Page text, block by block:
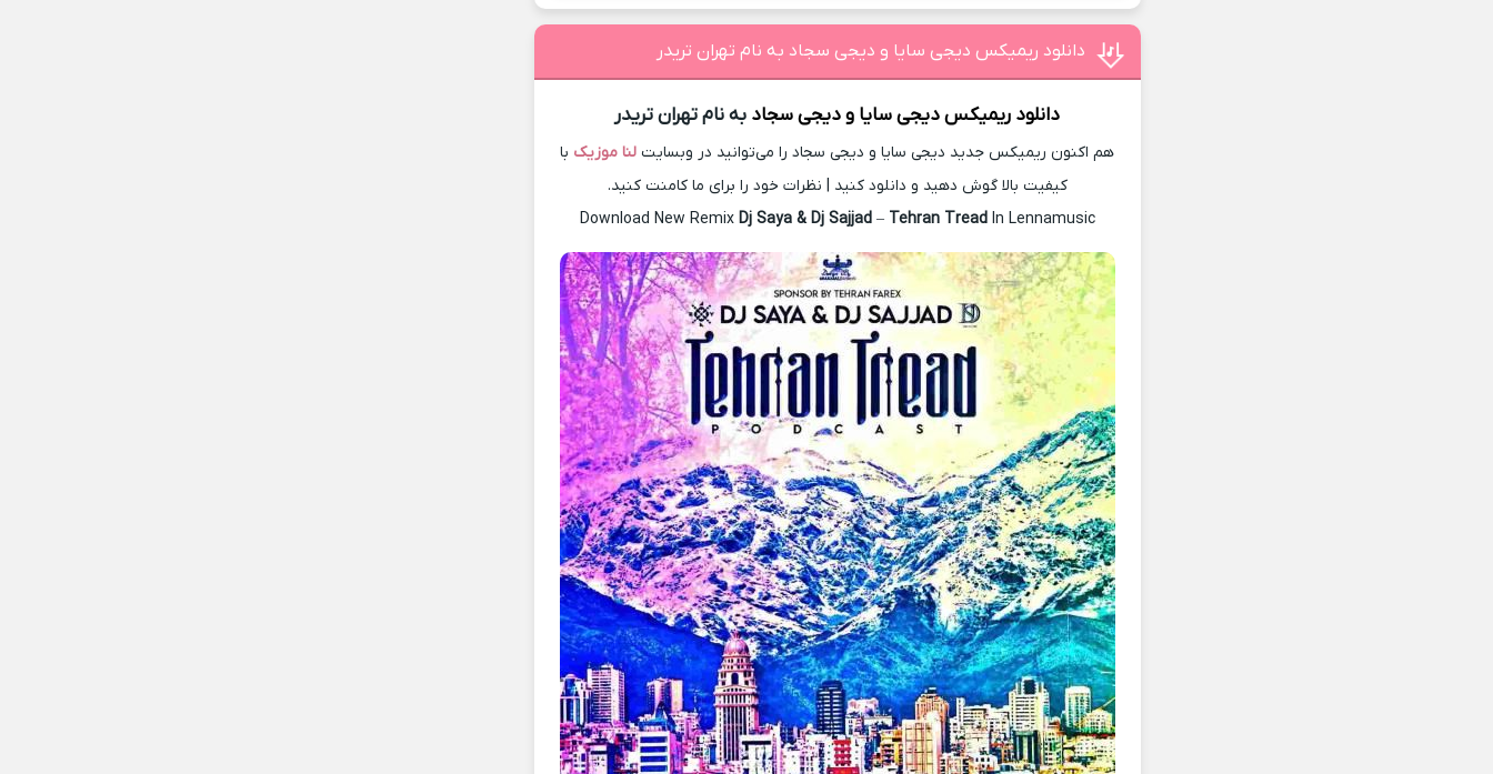
دانلود ریمیکس دیجی سایا و دیجی سجاد به نام تهران تریدر
دانلود ریمیکس دیجی سایا و دیجی سجاد به نام تهران تریدر
هم اکنون ریمیکس جدید دیجی سایا و دیجی سجاد را می‌توانید در وبسایت لنا موزیک با
کیفیت بالا گوش دهید و دانلود کنید | نظرات خود را برای ما کامنت کنید.
Download New Remix Dj Saya & Dj Sajjad– Tehran TreadIn Lennamusic